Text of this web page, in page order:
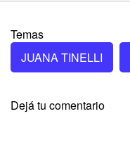
Temas
JUANA TINELLI
Dejá tu comentario